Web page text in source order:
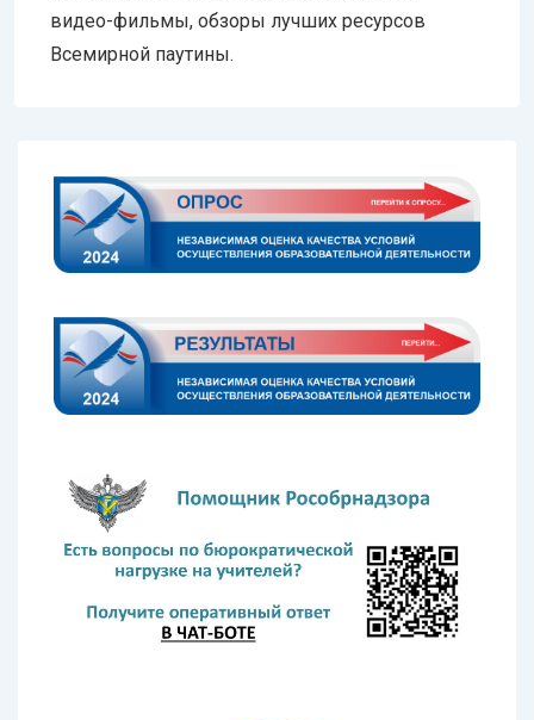
видео-фильмы, обзоры лучших ресурсов
Всемирной паутины.